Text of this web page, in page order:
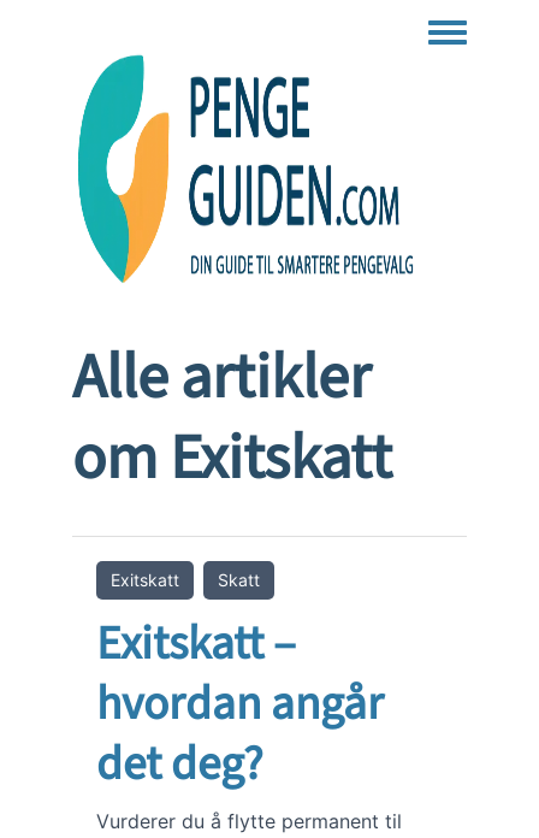
Toggle
Alle artikler
om Exitskatt
Exitskatt Skatt
Exitskatt –
hvordan angår
det deg?
Vurderer du å flytte permanent til